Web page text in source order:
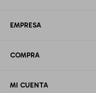
EMPRESA
COMPRA
MI CUENTA